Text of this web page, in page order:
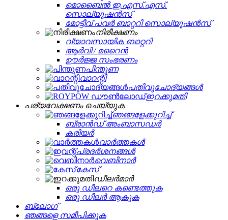
മൊബൈൽ ഇ.എസ്.എസ്.
സൊല്യൂഷൻസ്
മോട്ടീവ് പവർ ബാറ്ററി സൊല്യൂഷൻസ്
നിരീക്ഷണം
വ്യാവസായിക ബാറ്ററി
ആർവി / മറൈൻ
ഊർജ്ജ സംഭരണം
പിന്തുണ
വാറന്റി
പതിവുചോദ്യങ്ങൾ
ഇറക്കുമതി
പര്യവേക്ഷണം ചെയ്യുക
ഞങ്ങളേക്കുറിച്ച്
ബ്രാൻഡ് അംബാസഡർ
കരിയർ
വാർത്തകൾ
പ്രദർശനങ്ങൾ
വെബിനാർ
കേസ്
ഡീലർമാർ
ഒരു ഡീലറെ കണ്ടെത്തുക
ഒരു ഡീലർ ആകുക
ബ്ലോഗ്
ഞങ്ങളെ സമീപിക്കുക